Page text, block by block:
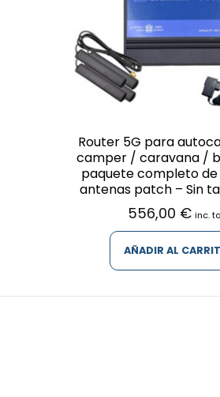
Router 5G para
camper / caravana /
paquete completo
antenas patch – Sin
556,00 € inc.
AÑADIR AL